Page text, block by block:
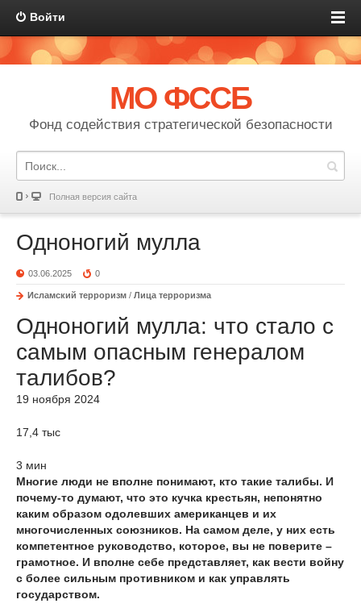
Войти
МО ФССБ
Фонд содействия стратегической безопасности
Полная версия сайта
Одноногий мулла
03.06.2025 0
Исламский терроризм / Лица терроризма
Одноногий мулла: что стало с
самым опасным генералом
талибов?
19 ноября 2024
17,4 тыс
3 мин
Многие люди не вполне понимают, кто такие талибы. И
почему-то думают, что это кучка крестьян, непонятно
каким образом одолевших американцев и их
многочисленных союзников. На самом деле, у них есть
компетентное руководство, которое, вы не поверите –
грамотное. И вполне себе представляет, как вести войну
с более сильным противником и как управлять
государством.